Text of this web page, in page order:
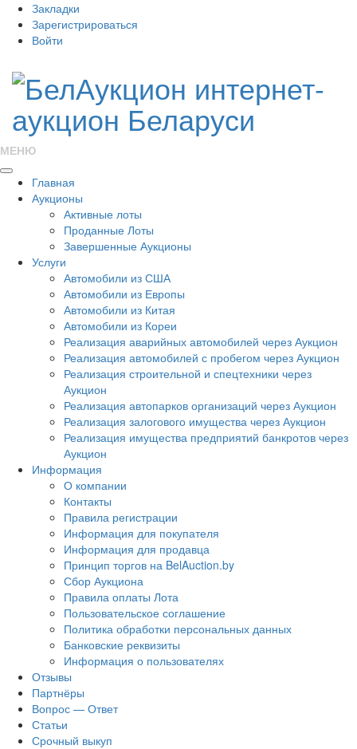
Закладки
Зарегистрироваться
Войти
МЕНЮ
Главная
Аукционы
Активные лоты
Проданные Лоты
Завершенные Аукционы
Услуги
Автомобили из США
Автомобили из Европы
Автомобили из Китая
Автомобили из Кореи
Реализация аварийных автомобилей через Аукцион
Реализация автомобилей с пробегом через Аукцион
Реализация строительной и спецтехники через
Аукцион
Реализация автопарков организаций через Аукцион
Реализация залогового имущества через Аукцион
Реализация имущества предприятий банкротов через
Аукцион
Информация
О компании
Контакты
Правила регистрации
Информация для покупателя
Информация для продавца
Принцип торгов на BelAuction.by
Сбор Аукциона
Правила оплаты Лота
Пользовательское соглашение
Политика обработки персональных данных
Банковские реквизиты
Информация о пользователях
Отзывы
Партнёры
Вопрос — Ответ
Статьи
Срочный выкуп